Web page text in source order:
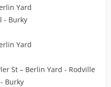
Yard
- Burky
Yard
St – Berlin Yard - Rodville
Burky